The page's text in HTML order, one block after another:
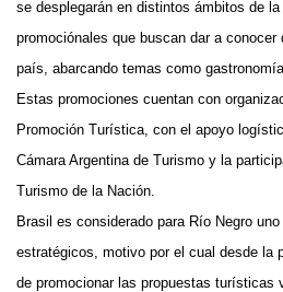
se desplegarán en distintos ámbitos de
promociónales que buscan dar a
país, abarcando temas como
Estas promociones cuentan con
Promoción Turística, con el apoyo
Cámara Argentina de Turismo y la
Turismo de la Nación.
Brasil es considerado para Río Negro
estratégicos, motivo por el cual desde la
de promocionar las propuestas turísticas